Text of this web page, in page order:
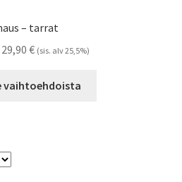
– tarrat
29,90 €Hintaluokka:
-
(sis. alv 25,5%)
vaihtoehdoista